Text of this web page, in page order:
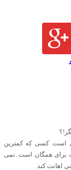
است. کسی که کمترین
برای همگان است. نمی
اهانت کند.